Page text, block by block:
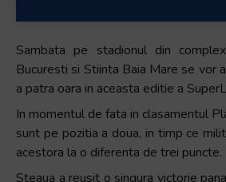
screen
press
"Ctrl
This
shortcut
activates
Sambata pe stadionul din
Bucuresti si Stiinta Baia Mare se vor
a patra oara in aceasta editie a
In momentul de fata in clasamentul
sunt pe pozitia a doua, in timp ce
acestora la o diferenta de trei puncte.
Steaua a reusit o singura victorie